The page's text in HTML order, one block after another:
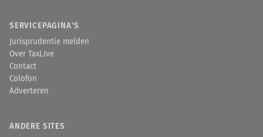
SERVICEPAGINA'S
Jurisprudentie melden
Over TaxLive
Contact
Colofon
Adverteren
ANDERE SITES